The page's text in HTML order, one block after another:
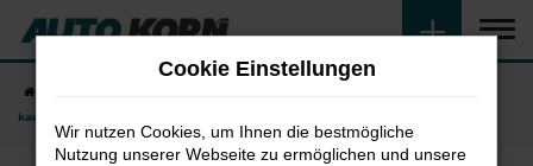
Zum
Hauptinhalt
kaufen
Cookie Einstellungen
Wir nutzen Cookies, um Ihnen die bestmögliche
Nutzung unserer Webseite zu ermöglichen und unsere